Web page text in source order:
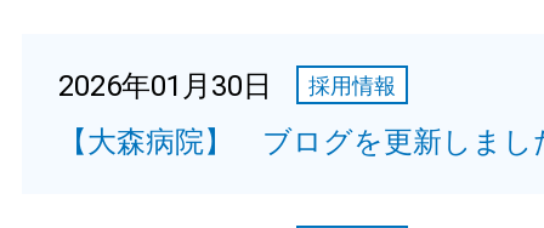
2026年01月30日 採用情報
【大森病院】 ブログを更新しまし